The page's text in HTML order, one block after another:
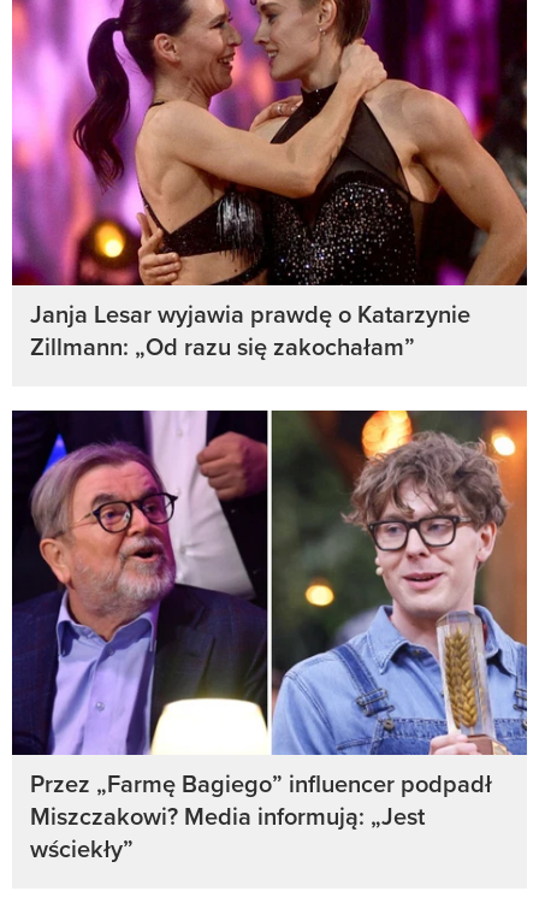
Janja Lesar wyjawia prawdę o Katarzynie
Zillmann: „Od razu się zakochałam”
Przez „Farmę Bagiego” influencer podpadł
Miszczakowi? Media informują: „Jest
wściekły”